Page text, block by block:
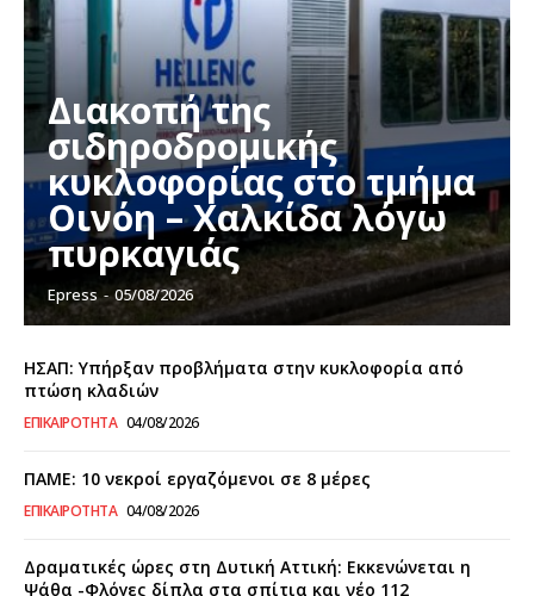
Διακοπή της
σιδηροδρομικής
κυκλοφορίας στο τμήμα
Οινόη – Χαλκίδα λόγω
πυρκαγιάς
Epress - 05/08/2026
ΗΣΑΠ: Υπήρξαν προβλήματα στην κυκλοφορία από
πτώση κλαδιών
ΕΠΙΚΑΙΡΌΤΗΤΑ 04/08/2026
ΠΑΜΕ: 10 νεκροί εργαζόμενοι σε 8 μέρες
ΕΠΙΚΑΙΡΌΤΗΤΑ 04/08/2026
Δραματικές ώρες στη Δυτική Αττική: Εκκενώνεται η
Ψάθα -Φλόγες δίπλα στα σπίτια και νέο 112